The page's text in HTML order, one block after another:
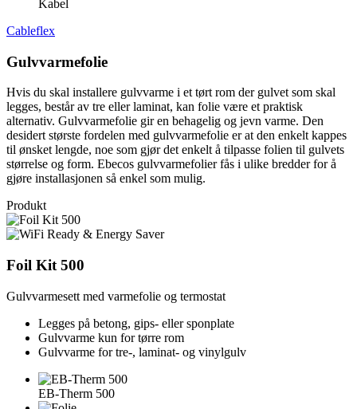
Kabel
Cableflex
Gulvvarmefolie
Hvis du skal installere gulvvarme i et tørt rom der gulvet som skal
legges, består av tre eller laminat, kan folie være et praktisk
alternativ. Gulvvarmefolie gir en behagelig og jevn varme. Den
desidert største fordelen med gulvvarmefolie er at den enkelt kappes
til ønsket lengde, noe som gjør det enkelt å tilpasse folien til gulvets
størrelse og form. Ebecos gulvvarmefolier fås i ulike bredder for å
gjøre installasjonen så enkel som mulig.
Produkt
Foil Kit 500
Gulvvarmesett med varmefolie og termostat
Legges på betong, gips- eller sponplate
Gulvvarme kun for tørre rom
Gulvvarme for tre-, laminat- og vinylgulv
EB-Therm 500